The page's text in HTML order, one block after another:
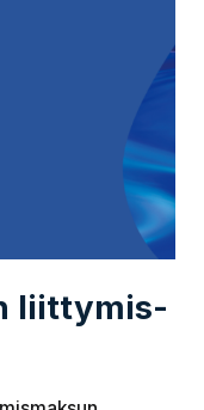
liit­ty­mis­